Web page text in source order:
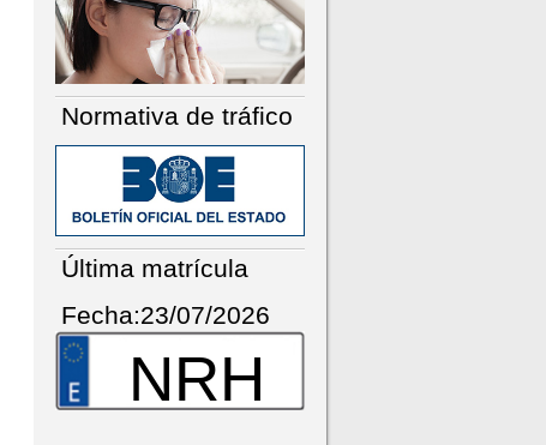
Normativa de tráfico
Última matrícula
Fecha:23/07/2026
NRH